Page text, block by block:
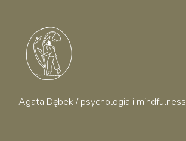
Agata Dębek / psychologia i mindfulness